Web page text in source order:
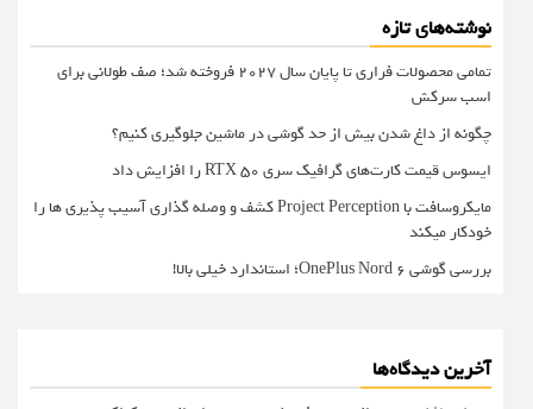
نوشته‌های تازه
تمامی محصولات فراری تا پایان سال ۲۰۲۷ فروخته شد؛ صف طولانی برای
اسب سرکش
چگونه از داغ شدن بیش از حد گوشی در ماشین جلوگیری کنیم؟
ایسوس قیمت کارت‌های گرافیک سری RTX 50 را افزایش داد
مایکروسافت با Project Perception کشف و وصله گذاری آسیب پذیری ها را
خودکار میکند
بررسی گوشی OnePlus Nord 6؛ استاندارد خیلی بالا!
آخرین دیدگاه‌ها